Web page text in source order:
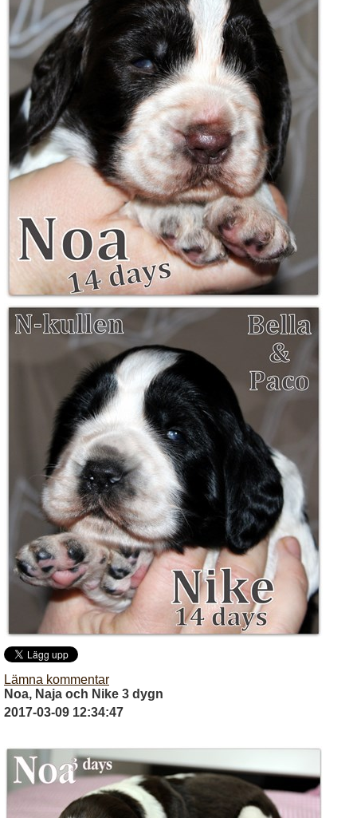
Lämna kommentar
Noa, Naja och Nike 3 dygn
2017-03-09 12:34:47